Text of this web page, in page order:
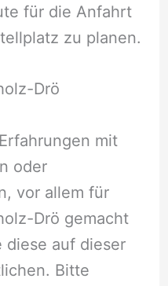
für die Anfahrt
zu planen.
Drö
mit
oder
vor allem für
Drö gemacht
diese auf dieser
Bitte